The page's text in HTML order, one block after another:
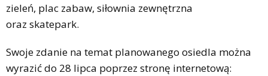
zieleń, plac zabaw, siłownia zewnętrzna
oraz skatepark.
Swoje zdanie na temat planowanego osiedla można
wyrazić do 28 lipca poprzez stronę internetową: